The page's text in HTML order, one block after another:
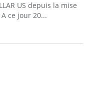
US depuis la mise
ce jour 20...